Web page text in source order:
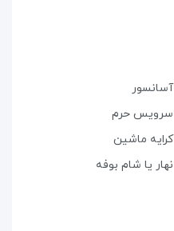
آسانسور
سرویس حرم
کرایه ماشین
نهار یا شام بوفه